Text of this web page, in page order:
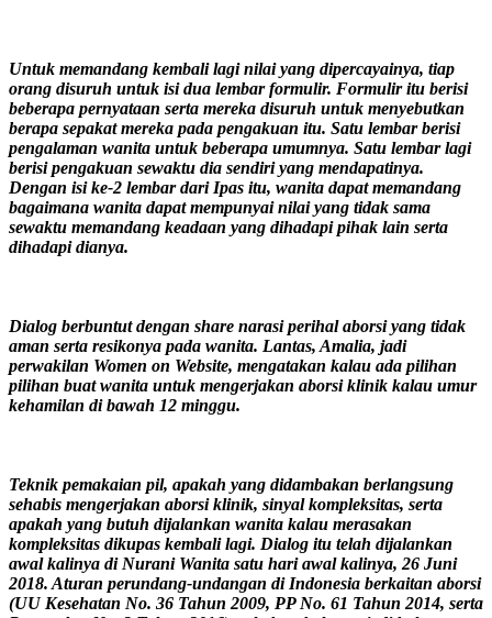
Untuk memandang kembali lagi nilai yang dipercayainya, tiap
orang disuruh untuk isi dua lembar formulir. Formulir itu berisi
beberapa pernyataan serta mereka disuruh untuk menyebutkan
berapa sepakat mereka pada pengakuan itu. Satu lembar berisi
pengalaman wanita untuk beberapa umumnya. Satu lembar lagi
berisi pengakuan sewaktu dia sendiri yang mendapatinya.
Dengan isi ke-2 lembar dari Ipas itu, wanita dapat memandang
bagaimana wanita dapat mempunyai nilai yang tidak sama
sewaktu memandang keadaan yang dihadapi pihak lain serta
dihadapi dianya.
Dialog berbuntut dengan share narasi perihal aborsi yang tidak
aman serta resikonya pada wanita. Lantas, Amalia, jadi
perwakilan Women on Website, mengatakan kalau ada pilihan
pilihan buat wanita untuk mengerjakan aborsi klinik kalau umur
kehamilan di bawah 12 minggu.
Teknik pemakaian pil, apakah yang didambakan berlangsung
sehabis mengerjakan aborsi klinik, sinyal kompleksitas, serta
apakah yang butuh dijalankan wanita kalau merasakan
kompleksitas dikupas kembali lagi. Dialog itu telah dijalankan
awal kalinya di Nurani Wanita satu hari awal kalinya, 26 Juni
2018. Aturan perundang-undangan di Indonesia berkaitan aborsi
(UU Kesehatan No. 36 Tahun 2009, PP No. 61 Tahun 2014, serta